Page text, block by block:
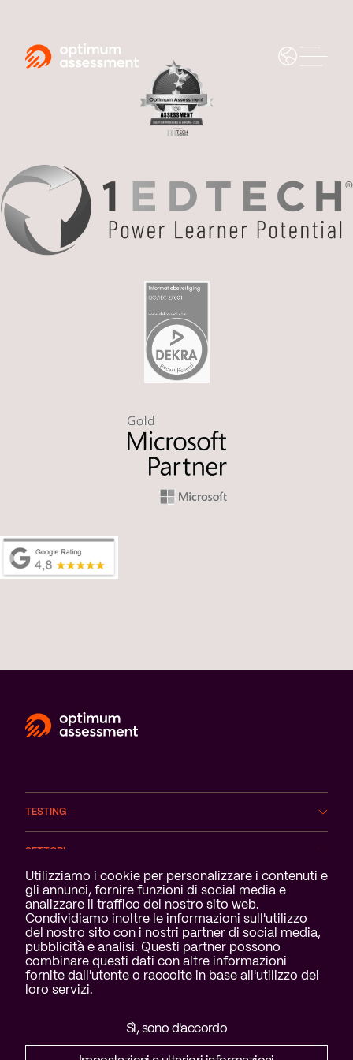
Notifica dei cookie
Utilizziamo i cookie per personalizzare i contenuti e
gli annunci, fornire funzioni di social media e
analizzare il traffico del nostro sito web.
Condividiamo inoltre le informazioni sull'utilizzo
del nostro sito con i nostri partner di social media,
pubblicità e analisi. Questi partner possono
combinare questi dati con altre informazioni
fornite dall'utente o raccolte in base all'utilizzo dei
loro servizi.
Sì, sono d'accordo
TESTING
SETTORI
SERVIZI
CHI SIAMO
Dichiarazione di non responsabilità e
Biscotti